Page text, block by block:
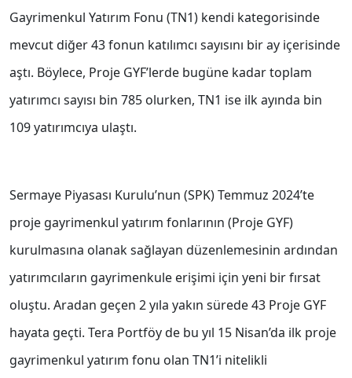
Gayrimenkul Yatırım Fonu (TN1) kendi kategorisinde
mevcut diğer 43 fonun katılımcı sayısını bir ay içerisinde
aştı. Böylece, Proje GYF’lerde bugüne kadar toplam
yatırımcı sayısı bin 785 olurken, TN1 ise ilk ayında bin
109 yatırımcıya ulaştı.
Sermaye Piyasası Kurulu’nun (SPK) Temmuz 2024’te
proje gayrimenkul yatırım fonlarının (Proje GYF)
kurulmasına olanak sağlayan düzenlemesinin ardından
yatırımcıların gayrimenkule erişimi için yeni bir fırsat
oluştu. Aradan geçen 2 yıla yakın sürede 43 Proje GYF
hayata geçti. Tera Portföy de bu yıl 15 Nisan’da ilk proje
gayrimenkul yatırım fonu olan TN1’i nitelikli